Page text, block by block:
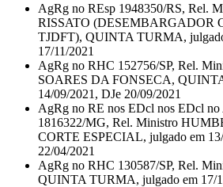
AgRg no REsp 1948350/RS, Rel.
RISSATO (DESEMBARGADOR
TJDFT), QUINTA TURMA,
17/11/2021
AgRg no RHC 152756/SP, Rel.
SOARES DA FONSECA,
14/09/2021, DJe 20/09/2021
AgRg no RE nos EDcl nos EDcl
1816322/MG, Rel. Ministro
CORTE ESPECIAL, julgado em
22/04/2021
AgRg no RHC 130587/SP, Rel.
QUINTA TURMA, julgado em 17/